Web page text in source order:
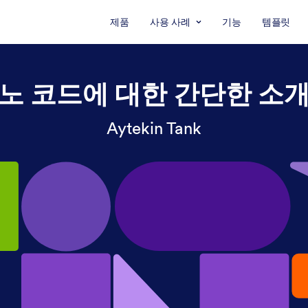
제품 사용 사례 기능 템플릿
코드에 대한 간단한 소개
Aytekin Tank